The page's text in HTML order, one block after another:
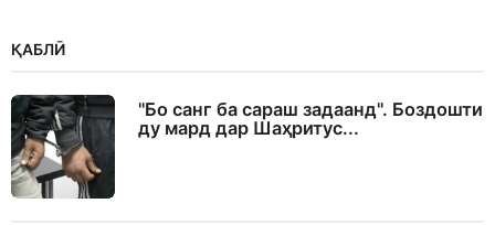
ҚАБЛӢ
"Бо санг ба сараш задаанд". Боздошти
ду мард дар Шаҳритус...